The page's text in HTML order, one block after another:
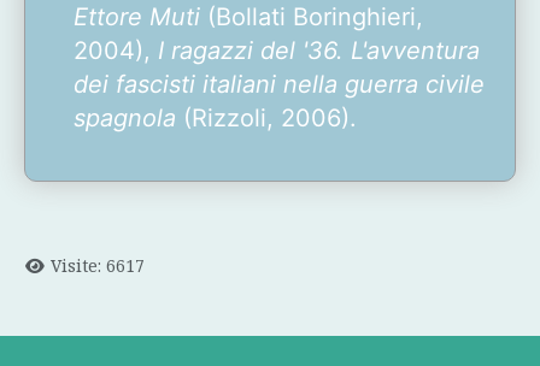
Ettore Muti (Bollati Boringhieri,
2004), I ragazzi del '36. L'avventura
dei fascisti italiani nella guerra civile
spagnola (Rizzoli, 2006).
Visite: 6617